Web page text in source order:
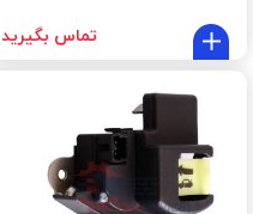
تماس بگیرید